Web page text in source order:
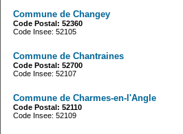
Commune de Changey
Code Postal: 52360
Code Insee: 52105
Commune de Chantraines
Code Postal: 52700
Code Insee: 52107
Commune de Charmes-en-l'Angle
Code Postal: 52110
Code Insee: 52109